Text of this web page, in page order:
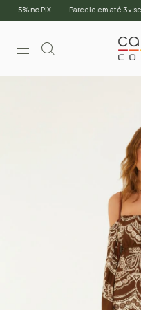
5% no PIX Parcele em até 3x sem